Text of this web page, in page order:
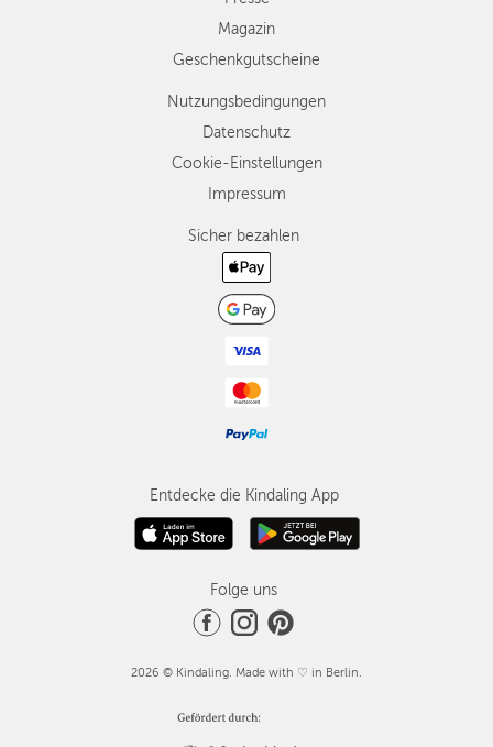
Magazin
Geschenkgutscheine
Nutzungsbedingungen
Datenschutz
Cookie-Einstellungen
Impressum
Sicher bezahlen
Entdecke die Kindaling App
Folge uns
2026 © Kindaling. Made with ♡ in Berlin.